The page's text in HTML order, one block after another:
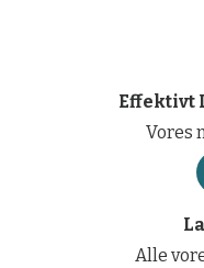
Effektivt
Vores
Alle